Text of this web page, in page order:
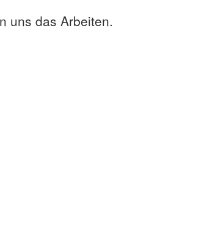
uns das Arbeiten.